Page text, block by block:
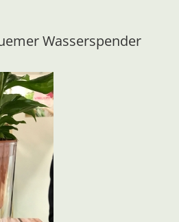
Wasserspender